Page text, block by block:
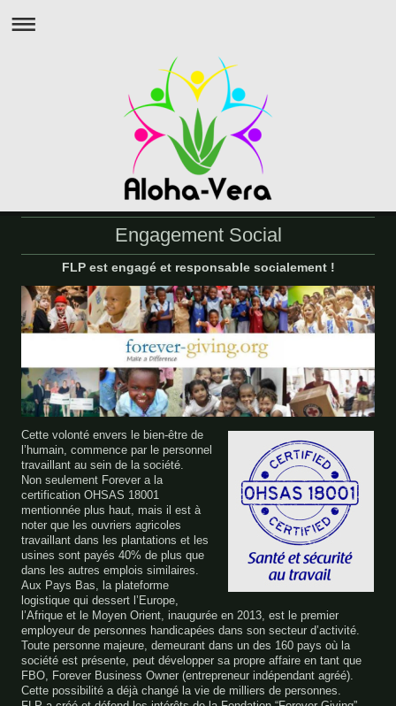
Engagement Social
FLP est engagé et responsable socialement !
Cette volonté envers le bien-être de
l’humain, commence par le personnel
travaillant au sein de la société.
Non seulement Forever a la
certification OHSAS 18001
mentionnée plus haut, mais il est à
noter que les ouvriers agricoles
travaillant dans les plantations et les
usines sont payés 40% de plus que
dans les autres emplois similaires.
Aux Pays Bas, la plateforme
logistique qui dessert l’Europe,
l’Afrique et le Moyen Orient, inaugurée en 2013, est le premier
employeur de personnes handicapées dans son secteur d’activité.
Toute personne majeure, demeurant dans un des 160 pays où la
société est présente, peut développer sa propre affaire en tant que
FBO, Forever Business Owner (entrepreneur indépendant agréé).
Cette possibilité a déjà changé la vie de milliers de personnes.